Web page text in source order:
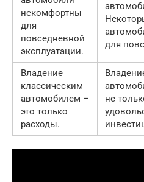
некомфортны
для
повседневной
эксплуатации.
для
Владение
классическим
автомобилем –
это только
расходы.
не